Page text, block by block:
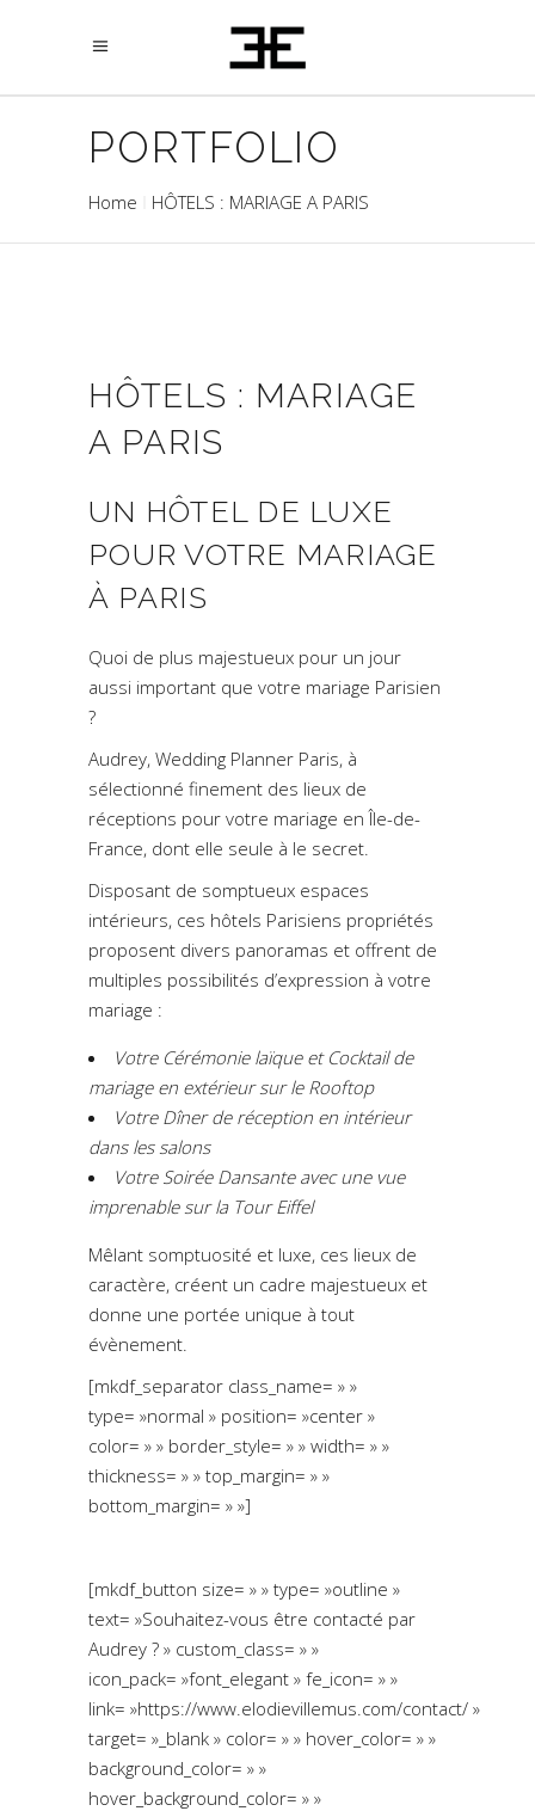
PORTFOLIO
Home HÔTELS : MARIAGE A PARIS
HÔTELS : MARIAGE
A PARIS
UN HÔTEL DE LUXE
POUR VOTRE MARIAGE
À PARIS
Quoi de plus majestueux pour un jour
aussi important que votre mariage Parisien
?
Audrey, Wedding Planner Paris, à
sélectionné finement des lieux de
réceptions pour votre mariage en Île-de-
France, dont elle seule à le secret.
Disposant de somptueux espaces
intérieurs, ces hôtels Parisiens propriétés
proposent divers panoramas et offrent de
multiples possibilités d’expression à votre
mariage :
Votre Cérémonie laïque et Cocktail de
mariage en extérieur sur le Rooftop
Votre Dîner de réception en intérieur
dans les salons
Votre Soirée Dansante avec une vue
imprenable sur la Tour Eiffel
Mêlant somptuosité et luxe, ces lieux de
caractère, créent un cadre majestueux et
donne une portée unique à tout
évènement.
[mkdf_separator class_name= » »
type= »normal » position= »center »
color= » » border_style= » » width= » »
thickness= » » top_margin= » »
bottom_margin= » »]
[mkdf_button size= » » type= »outline »
text= »Souhaitez-vous être contacté par
Audrey ? » custom_class= » »
icon_pack= »font_elegant » fe_icon= » »
link= »https://www.elodievillemus.com/contact/ »
target= »_blank » color= » » hover_color= » »
background_color= » »
hover_background_color= » »